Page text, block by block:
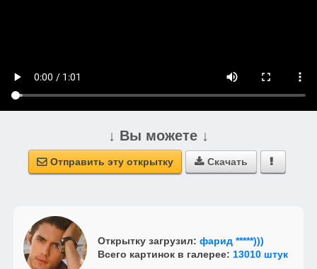
↓ Вы можете ↓
 Отправить эту открытку  Скачать 
Открытку загрузил: фарид *****)))
Всего картинок в галерее: 13010 штук